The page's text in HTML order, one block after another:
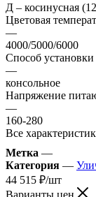
Д – косинусная
Цветовая
—
4000/5000/6000
Способ установки
—
консольное
Напряжение
—
160-280
Все
Метка —
Категория —
44 515 ₽/шт
Варианты цен